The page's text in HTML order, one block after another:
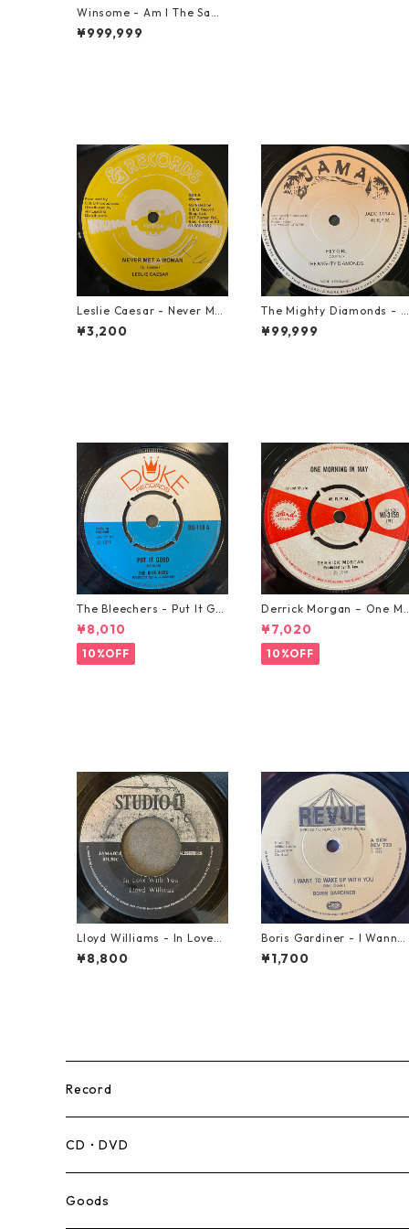
Winsome - Am I The Sam
e Girl【7-21520】
¥999,999
Leslie Caesar - Never Met
A Woman【12-50067】
¥3,200
The Mighty Diamonds - H
ey Girl【12-50053】
¥99,999
The Bleechers - Put It Go
od 【7-21637】
¥8,010
10%OFF
Derrick Morgan – One
rning In May【7-21653】
¥7,020
10%OFF
Lloyd Williams - In Love
With You【7-21917】
¥8,800
Boris Gardiner - I Wanna
Wake Up With You【7-219
24】
¥1,700
Record
Mento,Calypso,Ballad
Ska
CD・DVD
Goods